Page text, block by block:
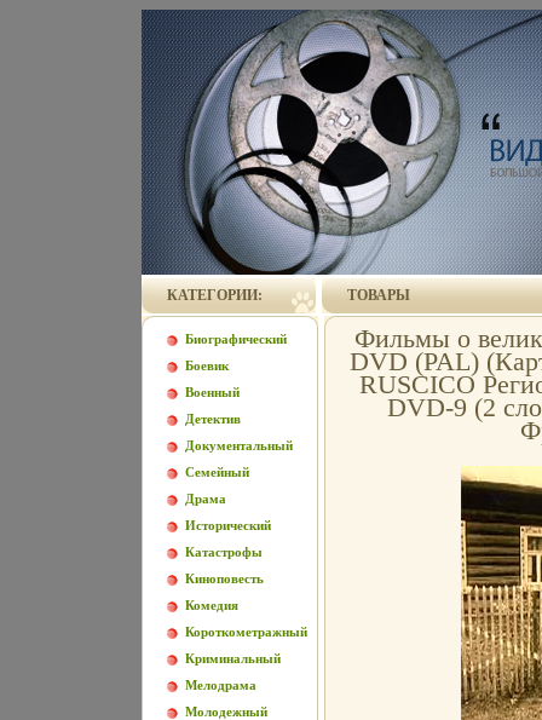
КАТЕГОРИИ:
Биографический
Боевик
Военный
Детектив
Документальный
Семейный
Драма
Исторический
Катастрофы
Киноповесть
Комедия
Короткометражный
Криминальный
Мелодрама
Молодежный
ТОВАРЫ
Фильмы о
DVD (PAL)
RUSCICO
DVD-9 (2